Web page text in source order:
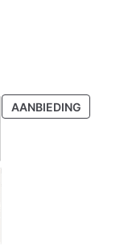
AANBIEDING
IN